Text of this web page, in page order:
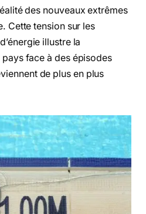
des nouveaux extrêmes
Cette tension sur les
illustre la
face à des épisodes
de plus en plus